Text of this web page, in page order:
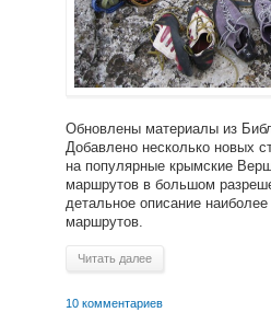
Обновлены материалы из
Добавлено несколько новых
на популярные крымские
маршрутов в большом
детальное описание
маршрутов.
Читать далее
10 комментариев